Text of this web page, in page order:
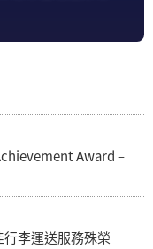
Award –
李運送服務殊榮